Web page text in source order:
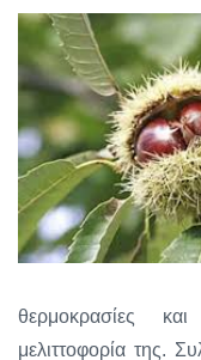
θερμοκρασίες
μελιττοφορία της.